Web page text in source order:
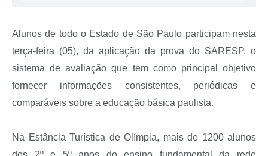
Alunos de todo o Estado de São Paulo participam nesta
terça-feira (05), da aplicação da prova do SARESP, o
sistema de avaliação que tem como principal objetivo
fornecer informações consistentes, periódicas e
comparáveis sobre a educação básica paulista.
Na Estância Turística de Olímpia, mais de 1200 alunos